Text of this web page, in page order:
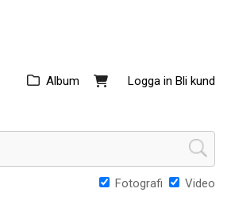
Logga in Bli kund
Album
Fotografi Video